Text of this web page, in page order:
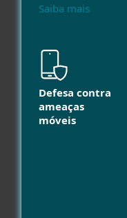
Saiba mais
Defesa contra
ameaças
móveis